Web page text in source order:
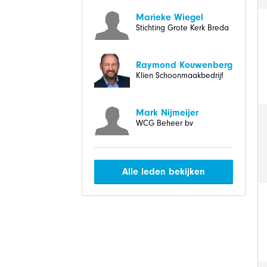
Marieke Wiegel
Stichting Grote Kerk Breda
Raymond Kouwenberg
Klien Schoonmaakbedrijf
Mark Nijmeijer
WCG Beheer bv
Alle leden bekijken